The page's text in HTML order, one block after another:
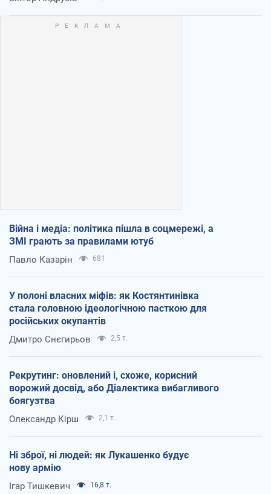
Війна і медіа: політика пішла в соцмережі, а
ЗМІ грають за правилами ютуб
Павло Казарін 681
У полоні власних міфів: як Костянтинівка
стала головною ідеологічною пасткою для
російських окупантів
Дмитро Снєгирьов 2,5 т.
Рекрутинг: оновлений і, схоже, корисний
ворожий досвід, або Діалектика вибагливого
боягузтва
Олександр Кірш 2,1 т.
Ні зброї, ні людей: як Лукашенко будує
нову армію
Ігар Тишкевич 16,8 т.